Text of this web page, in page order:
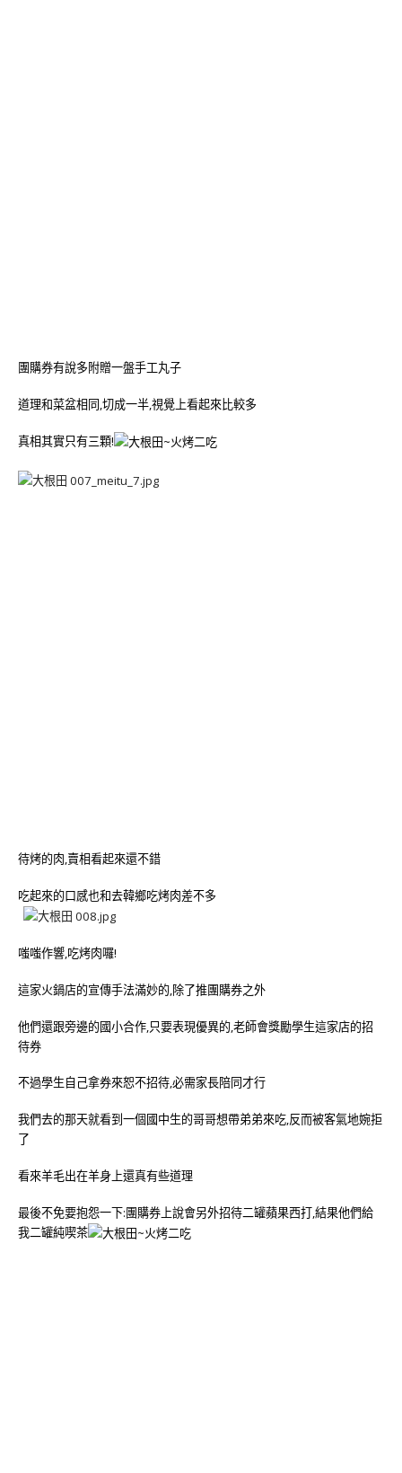
團購券有說多附贈一盤手工丸子
道理和菜盆相同,切成一半,視覺上看起來比較多
真相其實只有三顆!
待烤的肉,賣相看起來還不錯
吃起來的口感也和去韓鄉吃烤肉差不多
嗤嗤作響,吃烤肉囉!
這家火鍋店的宣傳手法滿妙的,除了推團購券之外
他們還跟旁邊的國小合作,只要表現優異的,老師會獎勵學生這家店的招
待券
不過學生自己拿券來恕不招待,必需家長陪同才行
我們去的那天就看到一個國中生的哥哥想帶弟弟來吃,反而被客氣地婉拒
了
看來羊毛出在羊身上還真有些道理
最後不免要抱怨一下:團購券上說會另外招待二罐蘋果西打,結果他們給
我二罐純喫茶